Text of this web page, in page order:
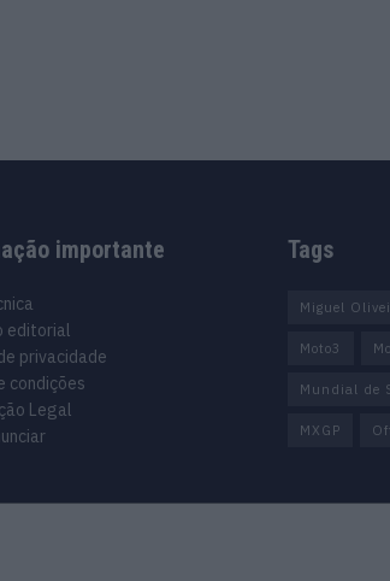
importante
editorial
privacidade
condições
Legal
Tags
Miguel
Moto3
Mundial de
MXGP